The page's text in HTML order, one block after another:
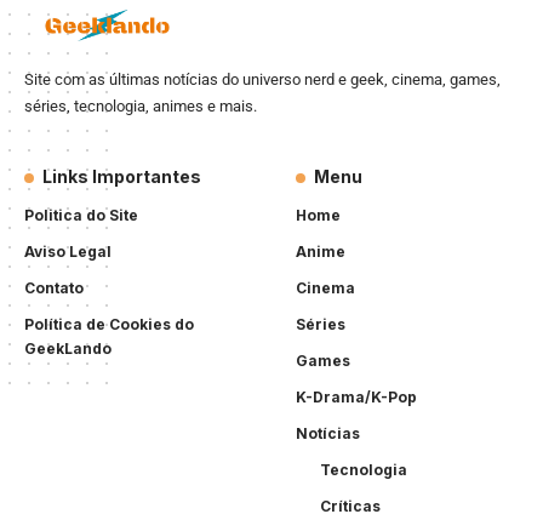
Site com as últimas notícias do universo nerd e geek, cinema, games,
séries, tecnologia, animes e mais.
Links Importantes
Politica do Site
Aviso Legal
Contato
Política de Cookies do
GeekLando
Menu
Home
Anime
Cinema
Séries
Games
K-Drama/K-Pop
Notícias
Tecnologia
Críticas